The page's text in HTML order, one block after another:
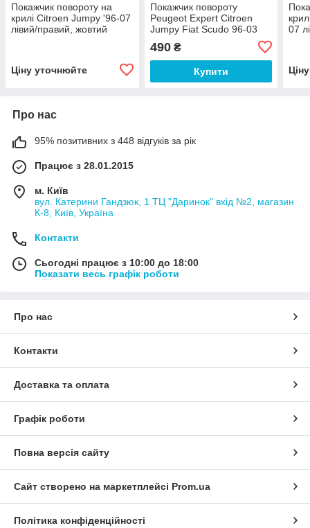
Покажчик повороту на
крилі Citroen Jumpy '96-07
лівий/правий, жовтий
Ціну уточнюйте
Покажчик повороту
Peugeot Expert Citroen
Jumpy Fiat Scudo 96-03
490₴
Купити
07
Про нас
95% позитивних з 448 відгуків за рік
Працює з 28.01.2015
м. Київ
вул. Катерини Гандзюк, 1 ТЦ "Даринок" вхід №2, магазин
К-8, Київ, Україна
Контакти
Сьогодні працює з 10:00 до 18:00
Показати весь графік роботи
Про нас
Контакти
Доставка та оплата
Графік роботи
Повна версія сайту
Сайт створено на маркетплейсі Prom.ua
Політика конфіденційності